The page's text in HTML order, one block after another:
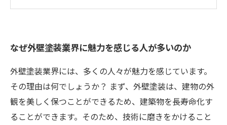
なぜ外壁塗装業界に魅力を感じる人が多いのか
外壁塗装業界には、多くの人々が魅力を感じています。
その理由は何でしょうか？ まず、外壁塗装は、建物の外
観を美しく保つことができるため、建築物を長寿命化す
ることができます。そのため、技術に磨きをかけること